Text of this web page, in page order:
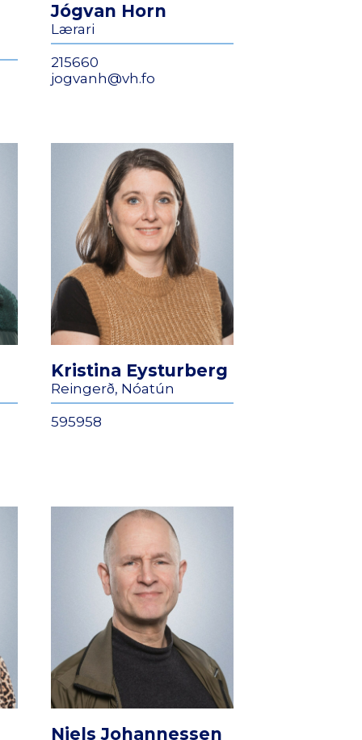
Jógvan Horn
Lærari
215660
jogvanh@vh.fo
Kristina Eysturberg
Reingerð, Nóatún
595958
Niels Johannessen